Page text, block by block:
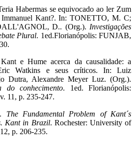
Habermas se equivocado ao ler Zum
Immanuel Kant?. In: TONETTO, M. C;
D.. (Org.). Investigações
Plural. 1ed.Florianópolis: FUNJAB,
e Hume acerca da causalidade: a
Watkins e seus críticos. In: Luiz
Dutra, Alexandre Meyer Luz. (Org.).
do conhecimento. 1ed. Florianópolis:
11, p. 235-247.
The Fundamental Problem of Kant´s
Kant in Brazil. Rochester: University of
p. 206-235.